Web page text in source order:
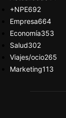
+NPE692
Empresa664
Economía353
Salud302
Viajes/ocio265
Marketing113